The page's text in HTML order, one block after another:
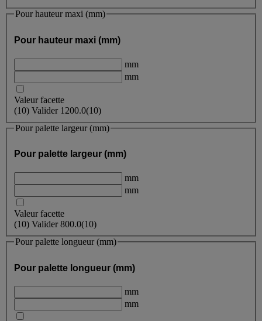
Pour hauteur maxi (mm)
Pour hauteur maxi (mm)
mm
mm
Valeur facette
(10) Valider 1200.0(10)
Pour palette largeur (mm)
Pour palette largeur (mm)
mm
mm
Valeur facette
(10) Valider800.0(10)
Pour palette longueur (mm)
Pour palette longueur (mm)
mm
mm